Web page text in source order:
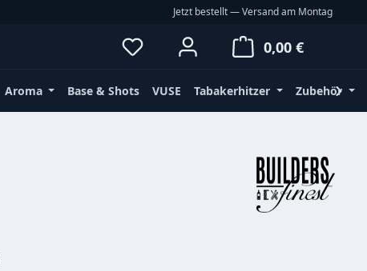
Jetzt bestellt — Versand am Montag
0,00 €
Aroma Base & Shots VUSE Tabakerhitzer Zubehör